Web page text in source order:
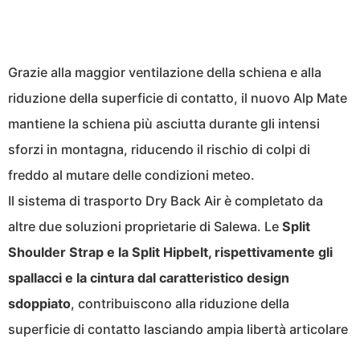
Grazie alla maggior ventilazione della schiena e alla
riduzione della superficie di contatto, il nuovo Alp Mate
mantiene la schiena più asciutta durante gli intensi
sforzi in montagna, riducendo il rischio di colpi di
freddo al mutare delle condizioni meteo.
Il sistema di trasporto Dry Back Air è completato da
altre due soluzioni proprietarie di Salewa. Le Split
Shoulder Strap e la Split Hipbelt, rispettivamente gli
spallacci e la cintura dal caratteristico design
sdoppiato, contribuiscono alla riduzione della
superficie di contatto lasciando ampia libertà articolare